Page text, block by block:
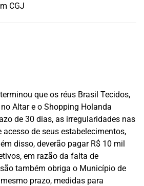
CGJ
que os réus Brasil Tecidos,
Altar e o Shopping Holanda
de 30 dias, as irregularidades nas
de seus estabelecimentos,
disso, deverão pagar R$ 10 mil
em razão da falta de
também obriga o Município de
prazo, medidas para